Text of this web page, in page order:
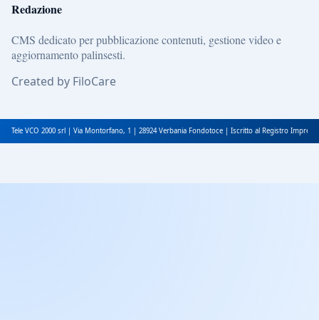
Redazione
CMS dedicato per pubblicazione contenuti, gestione video e
aggiornamento palinsesti.
Created by FiloCare
Tele VCO 2000 srl | Via Montorfano, 1 | 28924 Verbania Fondotoce | Iscritto al Registro Imprese